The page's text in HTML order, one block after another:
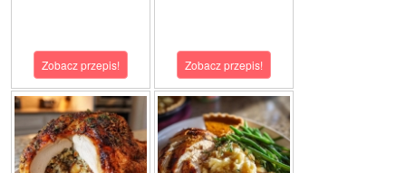
Zobacz przepis! Zobacz przepis!